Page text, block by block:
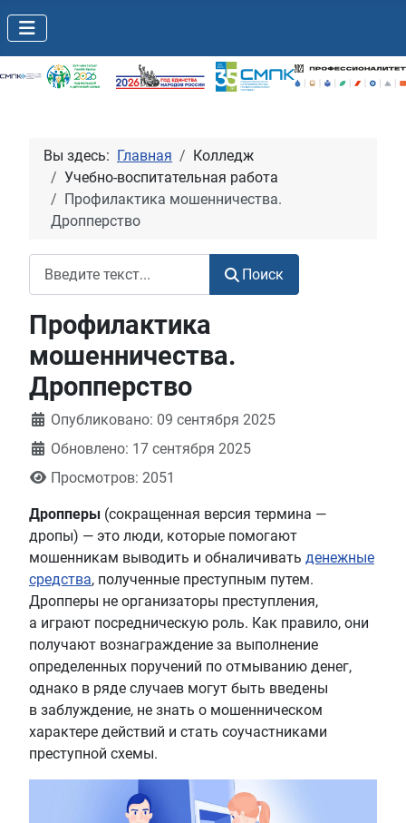
Вы здесь: Главная
Колледж
Учебно-воспитательная работа
Профилактика мошенничества.
Дропперство
Поиск
Профилактика
мошенничества.
Дропперство
Информация о материале
Опубликовано: 09 сентября 2025
Обновлено: 17 сентября 2025
Просмотров: 2051
Дропперы (сокращенная версия термина —
дропы) — это люди, которые помогают
мошенникам выводить и обналичивать денежные
средства, полученные преступным путем.
Дропперы не организаторы преступления,
а играют посредническую роль. Как правило, они
получают вознаграждение за выполнение
определенных поручений по отмыванию денег,
однако в ряде случаев могут быть введены
в заблуждение, не знать о мошенническом
характере действий и стать соучастниками
преступной схемы.